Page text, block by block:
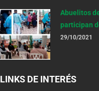
Abuelitos
participan
29/10/2021
LINKS DE INTERÉS